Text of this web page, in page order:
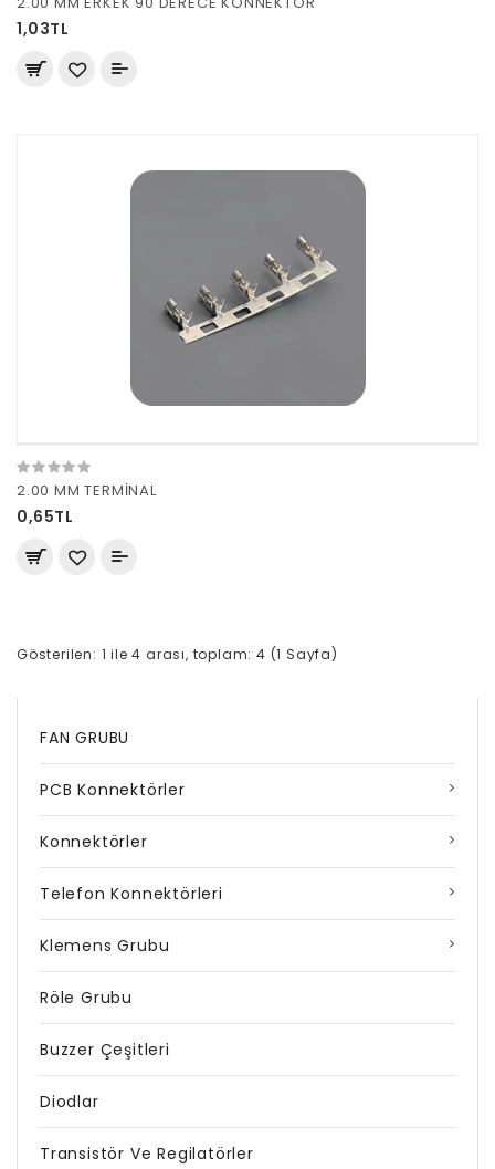
1,03TL
2.00 MM TERMİNAL
0,65TL
Gösterilen: 1 ile 4 arası, toplam: 4 (1 Sayfa)
FAN GRUBU
PCB Konnektörler
Konnektörler
Telefon Konnektörleri
Klemens Grubu
Röle Grubu
Buzzer Çeşitleri
Diodlar
Transistör Ve Regilatörler